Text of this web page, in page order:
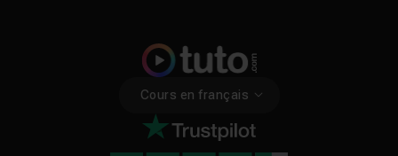
Cours en français